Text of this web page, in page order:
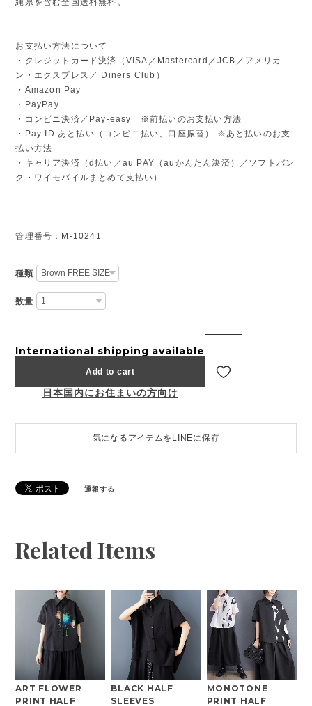
お支払い方法について
・クレジットカード決済（VISA／Mastercard／JCB／アメリカ
ン・エクスプレス／ Diners Club）
・Amazon Pay
・PayPay
・コンビニ決済／Pay-easy ※前払いのお支払い方法
・Pay ID あと払い（コンビニ払い、口座振替） ※あと払いのお支
払い方法
・キャリア決済（d払い／au PAY（auかんたん決済）／ソフトバン
ク・ワイモバイルまとめて支払い）
管理番号：M-10241
種類
数量
International shipping available
Add to cart
日本国内にお住まいの方向け
気になるアイテムをLINEに保存
通報する
Related Items
ART FLOWER
PRINT HALF
BLACK HALF
SLEEVES
MONOTONE
PRINT HALF